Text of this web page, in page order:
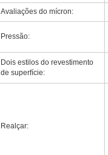
Avaliações do mícron:
Pressão:
Dois estilos do revestimento
de superfície:
Realçar: